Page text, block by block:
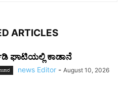
ARTICLES
ಘಾಟಿಯಲ್ಲಿ ಕಾಡಾನೆ
news Editor - August 10, 2026